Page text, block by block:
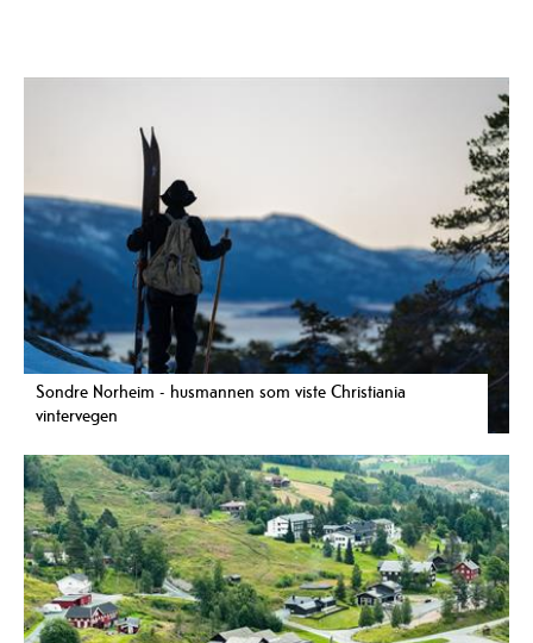
Sondre Norheim - husmannen som viste Christiania
vintervegen